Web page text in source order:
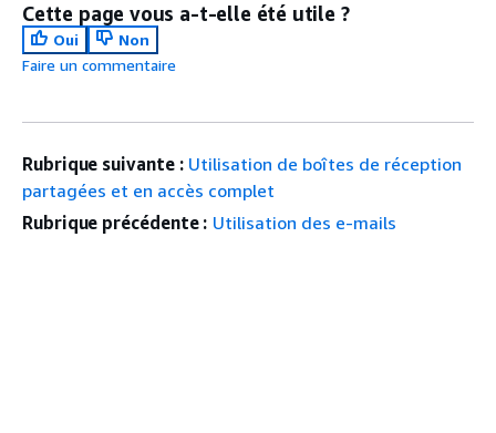
Cette page vous a-t-elle été utile ?
Oui
Non
Faire un commentaire
Rubrique suivante : Utilisation de boîtes de réception
partagées et en accès complet
Rubrique précédente : Utilisation des e-mails